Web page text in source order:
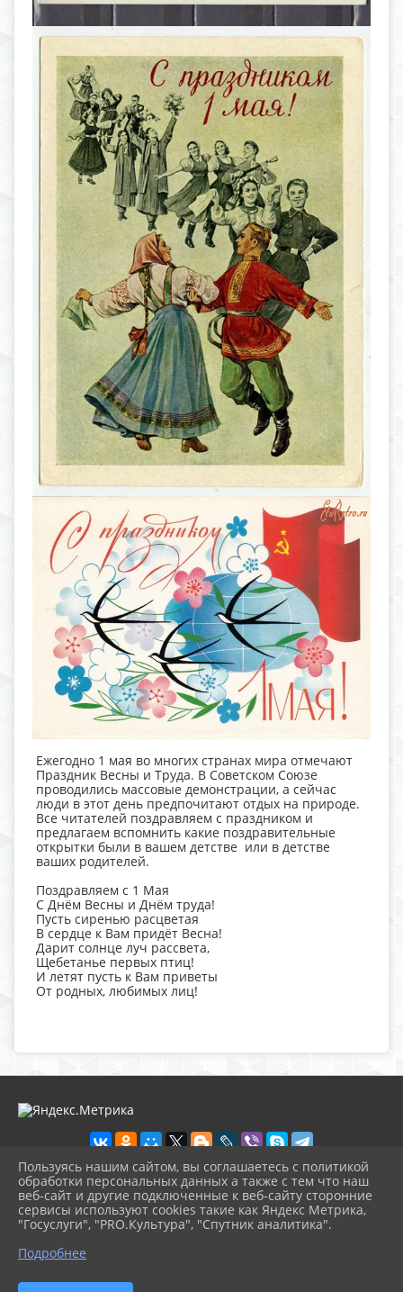
Ежегодно 1 мая во многих странах мира отмечают
Праздник Весны и Труда. В Советском Союзе
проводились массовые демонстрации, а сейчас
люди в этот день предпочитают отдых на природе.
Все читателей поздравляем с праздником и
предлагаем вспомнить какие поздравительные
открытки были в вашем детстве или в детстве
ваших родителей.
Поздравляем с 1 Мая
С Днём Весны и Днём труда!
Пусть сиренью расцветая
В сердце к Вам придёт Весна!
Дарит солнце луч рассвета,
Щебетанье первых птиц!
И летят пусть к Вам приветы
От родных, любимых лиц!
2026 г. bibl-sred.pavkult.ru
Вход
Карта сайта
Политика обработки персональных данных
Сделано на KubCMS
Пользуясь нашим сайтом, вы соглашаетесь с политикой
обработки персональных данных а также с тем что наш
веб-сайт и другие подключенные к веб-сайту сторонние
сервисы используют cookies такие как Яндекс Метрика,
"Госуслуги", "PRO.Культура", "Спутник аналитика".
Подробнее